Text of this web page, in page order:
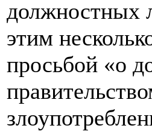
должностных
этим
просьбой «о